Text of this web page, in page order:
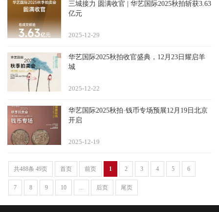
三城接力 圆满收官 | 华艺国际2025秋拍斩获3.63
亿元
29
2025-12
华艺国际2025秋拍收官盛典，12月23日耀启羊
城
22
2025-12
华艺国际2025秋拍·钱币专场预展12月19日北京
开启
19
2025-12
共488条 49页 首页 前页 1 2 3 4 5 6
7 8 9 10 ... 后页 尾页